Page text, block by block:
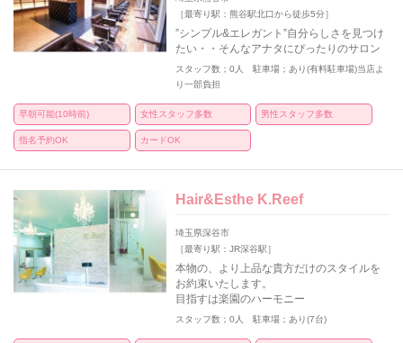
［最寄り駅：熊谷駅北口から徒歩5分］
”シンプル&エレガント”自分らしさを見つけ
たい・・そんなアナタにぴったりのサロン
スタッフ数；0人 駐車場；あり(有料駐車場)当店よ
り一部負担
早朝可能(10時前) 女性スタッフ多数 男性スタッフ多数
指名予約OK カードOK
Hair&Esthe K.Reef
埼玉県深谷市
［最寄り駅：JR深谷駅］
本物の、より上品な貴方だけのスタイルを
お約束いたします。
目指すは楽園のハーモニー
スタッフ数；0人 駐車場；あり(7台)